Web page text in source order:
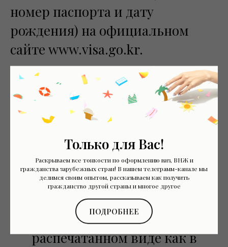
Только для Вас!
Раскрываем все тонкости по оформлению виз, ВНЖ и
гражданства зарубежных стран! В нашем телеграмм-канале мы
делимся своим опытом, рассказываем как получить
гражданство другой страны и многое другое
ПОДРОБНЕЕ
номер паспорта и дату
рождения) на официальном
сайте www.visa.go.kr.
Подтверждение выдачи визы
используется для
подтверждения статуса визы,
включая информацию о том,
является ли человек
обладателем действующей
корейской визы.
Документ действителен в
распечатанном виде как в